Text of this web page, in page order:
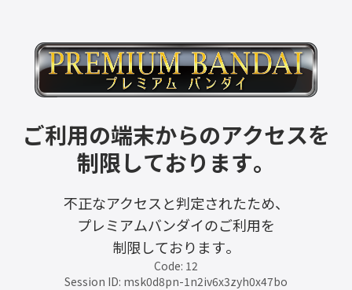
ご利用の端末からのアクセスを
制限しております。
不正なアクセスと判定されたため、
プレミアムバンダイのご利用を
制限しております。
Code: 12
Session ID: msk0d8pn-1n2iv6x3zyh0x47bo